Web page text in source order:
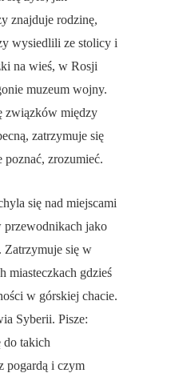
znajduje rodzinę,
wysiedlili ze stolicy i
na wieś, w Rosji
muzeum wojny.
związków między
zatrzymuje się
zrozumieć.
się nad miejscami
przewodnikach jako
Zatrzymuje się w
miasteczkach gdzieś
w górskiej chacie.
Syberii. Pisze:
do takich
pogardą i czym